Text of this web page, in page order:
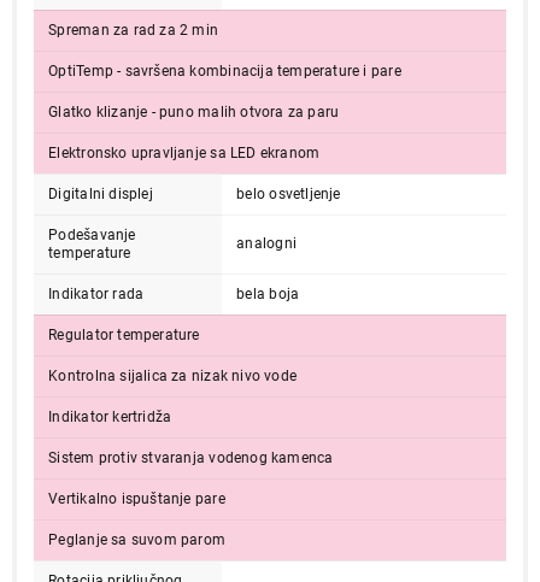
Spreman za rad za 2 min
OptiTemp - savršena kombinacija temperature i pare
Glatko klizanje - puno malih otvora za paru
Elektronsko upravljanje sa LED ekranom
Digitalni displej belo osvetljenje
Podešavanje
temperature
analogni
Indikator rada bela boja
Regulator temperature
Kontrolna sijalica za nizak nivo vode
Indikator kertridža
Sistem protiv stvaranja vodenog kamenca
Vertikalno ispuštanje pare
Peglanje sa suvom parom
14.990,00
PEGLE
GORENJE SGD 3000 BBK
Proizvod je dodat u korpu.
Nastavi kupovinu